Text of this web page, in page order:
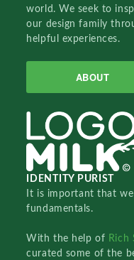
world. We seek to
our design family
helpful experiences.
ABOUT
IDENTITY PURIST
It is important that
fundamentals.
With the help of
curated some of the